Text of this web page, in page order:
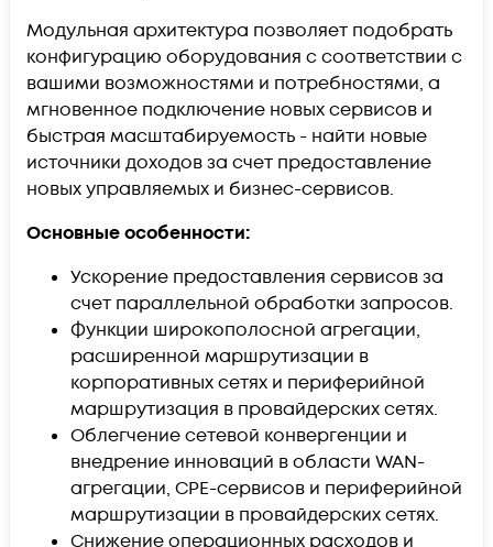
Модульная архитектура позволяет подобрать
конфигурацию оборудования с соответствии с
вашими возможностями и потребностями, а
мгновенное подключение новых сервисов и
быстрая масштабируемость - найти новые
источники доходов за счет предоставление
новых управляемых и бизнес-сервисов.
Основные особенности:
Ускорение предоставления сервисов за
счет параллельной обработки запросов.
Функции широкополосной агрегации,
расширенной маршрутизации в
корпоративных сетях и периферийной
маршрутизация в провайдерских сетях.
Облегчение сетевой конвергенции и
внедрение инноваций в области WAN-
агрегации, CPE-сервисов и периферийной
маршрутизации в провайдерских сетях.
Снижение операционных расходов и